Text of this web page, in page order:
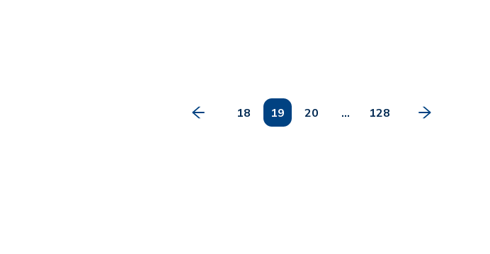
18 19 20 ... 128